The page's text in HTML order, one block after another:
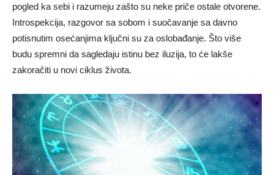
pogled ka sebi i razumeju zašto su neke priče ostale otvorene.
Introspekcija, razgovor sa sobom i suočavanje sa davno
potisnutim osećanjima ključni su za oslobađanje. Što više
budu spremni da sagledaju istinu bez iluzija, to će lakše
zakoračiti u novi ciklus života.